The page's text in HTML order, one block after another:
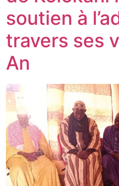
soutien à
travers ses
An